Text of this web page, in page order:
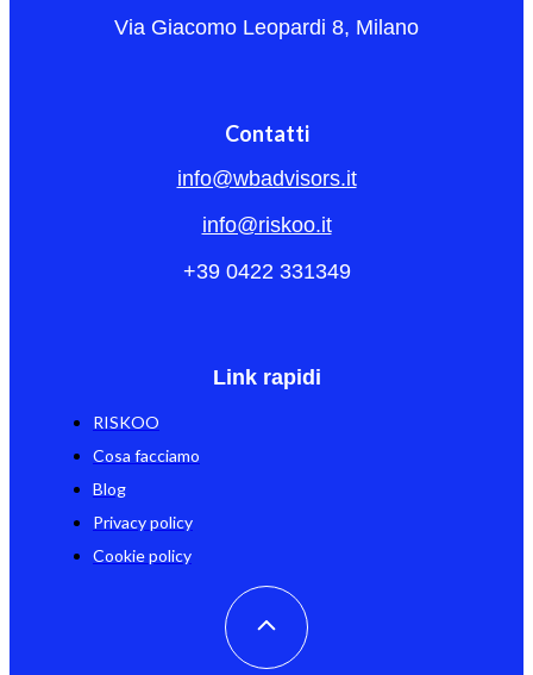
Via Giacomo Leopardi 8, Milano
Contatti
info@wbadvisors.it
info@riskoo.it
+39 0422 331349
Link rapidi
RISKOO
Cosa facciamo
Blog
Privacy policy
Cookie policy